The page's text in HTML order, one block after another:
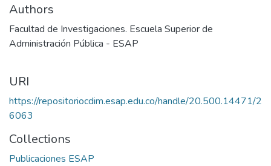
Authors
Facultad de Investigaciones. Escuela Superior de
Administración Pública - ESAP
URI
https://repositoriocdim.esap.edu.co/handle/20.500.14471/2
6063
Collections
Publicaciones ESAP